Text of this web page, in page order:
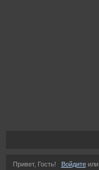
Привет, Гость! Войдитеили